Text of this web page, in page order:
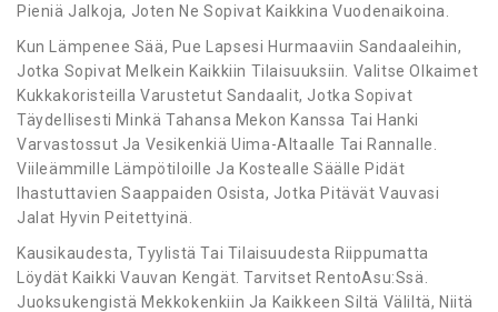
Pieniä Jalkoja, Joten Ne Sopivat Kaikkina Vuodenaikoina.
Kun Lämpenee Sää, Pue Lapsesi Hurmaaviin Sandaaleihin,
Jotka Sopivat Melkein Kaikkiin Tilaisuuksiin. Valitse Olkaimet
Kukkakoristeilla Varustetut Sandaalit, Jotka Sopivat
Täydellisesti Minkä Tahansa Mekon Kanssa Tai Hanki
Varvastossut Ja Vesikenkiä Uima-Altaalle Tai Rannalle.
Viileämmille Lämpötiloille Ja Kostealle Säälle Pidät
Ihastuttavien Saappaiden Osista, Jotka Pitävät Vauvasi
Jalat Hyvin Peitettyinä.
Kausikaudesta, Tyylistä Tai Tilaisuudesta Riippumatta
Löydät Kaikki Vauvan Kengät. Tarvitset RentoAsu:Ssä.
Juoksukengistä Mekkokenkiin Ja Kaikkeen Siltä Väliltä, Niitä